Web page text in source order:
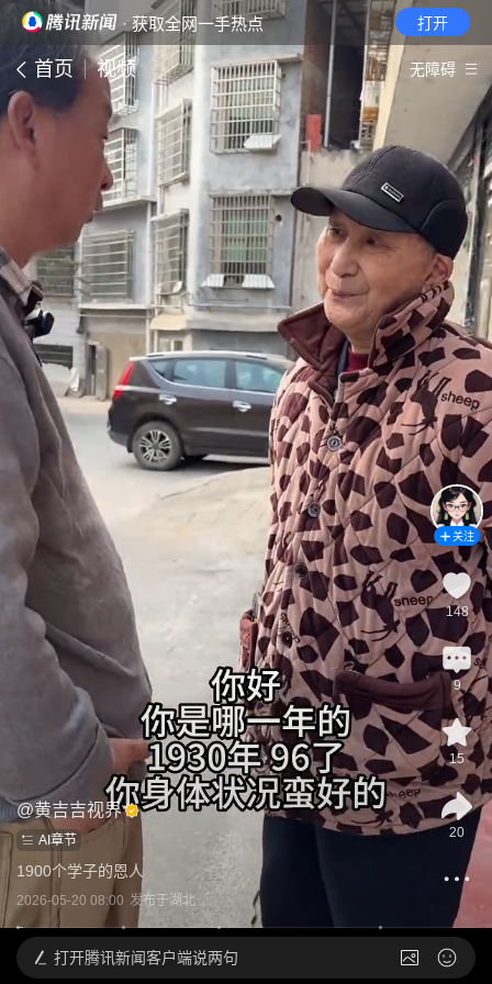
· 获取全网一手热点 打开
首页 视频 无障碍
@黄吉吉视界
AI章节
1900个学子的恩人
2026-05-20 08:00 发布于湖北
关注
148
9
15
20
打开腾讯新闻客户端说两句